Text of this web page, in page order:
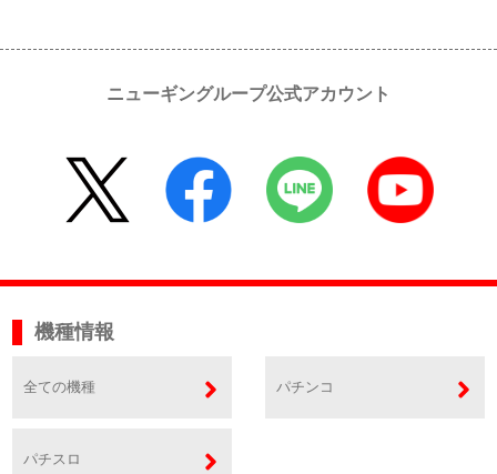
ニューギングループ公式アカウント
機種情報
全ての機種 パチンコ
パチスロ